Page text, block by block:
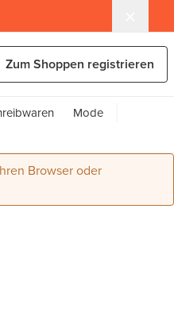
Zum Shoppen registrieren
Mode
Browser oder